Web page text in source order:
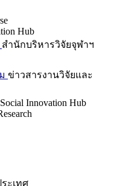
Hub
สำนักบริหารวิจัยจุฬาฯ
ข่าวสารงานวิจัยและ
Innovation Hub
ะเทศ